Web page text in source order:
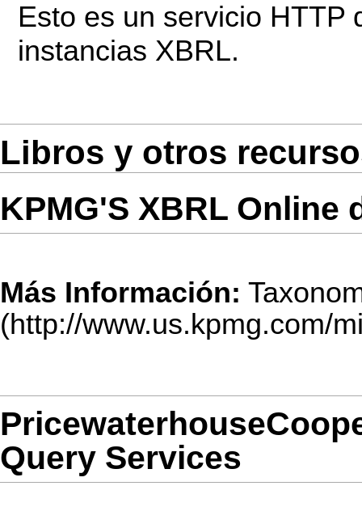
Esto es un servicio HTTP
instancias XBRL.
Libros y otros
KPMG'S XBRL Online
Más Información:
Query Services